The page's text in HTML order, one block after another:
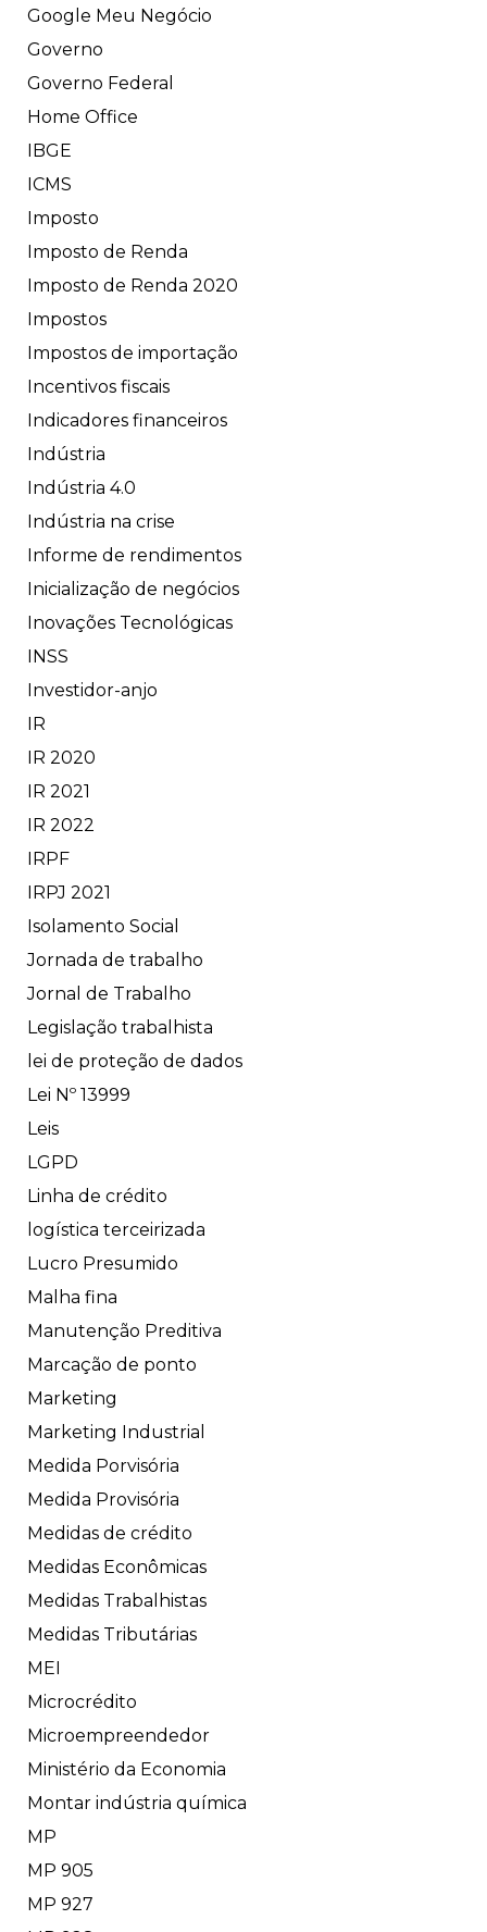
Google Meu Negócio
Governo
Governo Federal
Home Office
IBGE
ICMS
Imposto
Imposto de Renda
Imposto de Renda 2020
Impostos
Impostos de importação
Incentivos fiscais
Indicadores financeiros
Indústria
Indústria 4.0
Indústria na crise
Informe de rendimentos
Inicialização de negócios
Inovações Tecnológicas
INSS
Investidor-anjo
IR
IR 2020
IR 2021
IR 2022
IRPF
IRPJ 2021
Isolamento Social
Jornada de trabalho
Jornal de Trabalho
Legislação trabalhista
lei de proteção de dados
Lei Nº 13999
Leis
LGPD
Linha de crédito
logística terceirizada
Lucro Presumido
Malha fina
Manutenção Preditiva
Marcação de ponto
Marketing
Marketing Industrial
Medida Porvisória
Medida Provisória
Medidas de crédito
Medidas Econômicas
Medidas Trabalhistas
Medidas Tributárias
MEI
Microcrédito
Microempreendedor
Ministério da Economia
Montar indústria química
MP
MP 905
MP 927